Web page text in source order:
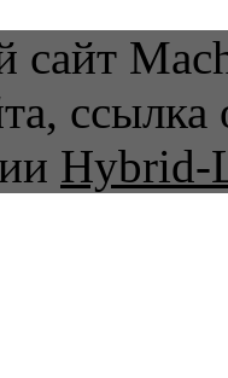
сайт
ссылка
Hybrid-